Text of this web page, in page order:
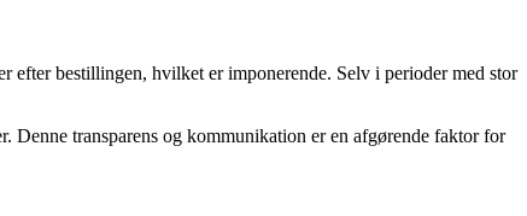
efter bestillingen, hvilket er imponerende. Selv i perioder med stor
Denne transparens og kommunikation er en afgørende faktor for